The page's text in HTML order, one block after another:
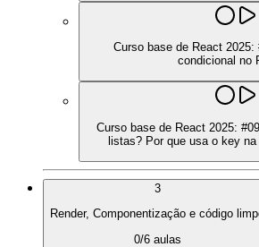
Curso base de React 2025:
condicional no
Curso base de React 2025:
listas? Por que usa o key
3
Render, Componentização e código
0/6aulas